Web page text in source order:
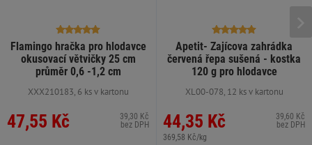
Flamingo hračka pro hlodavce
okusovací větvičky 25 cm
průměr 0,6 -1,2 cm
XXX210183, 6 ks v kartonu
47,55 Kč
39,30 Kč
bez DPH
Apetit- Zajícova zahrádka
červená řepa sušená - kostka
120 g pro hlodavce
XL00-078, 12 ks v kartonu
44,35 Kč
369,58 Kč/kg
39,60 Kč
bez DPH